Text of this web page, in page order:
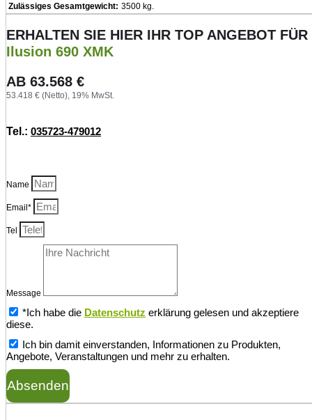
Zulässiges Gesamtgewicht: 3500 kg.
ERHALTEN SIE HIER IHR TOP ANGEBOT FÜR
Ilusion 690 XMK
AB 63.568 €
53.418 € (Netto), 19% MwSt.
Tel.: 035723-479012
Name
Email*
Tel
Message
*Ich habe die Datenschutz erklärung gelesen und akzeptiere
diese.
Ich bin damit einverstanden, Informationen zu Produkten,
Angebote, Veranstaltungen und mehr zu erhalten.
Absenden